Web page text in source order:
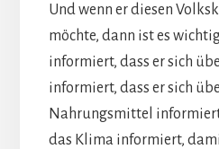
Und wenn er diesen
möchte, dann ist es
informiert, dass er sich
informiert, dass er sich
Nahrungsmittel
das Klima informiert,